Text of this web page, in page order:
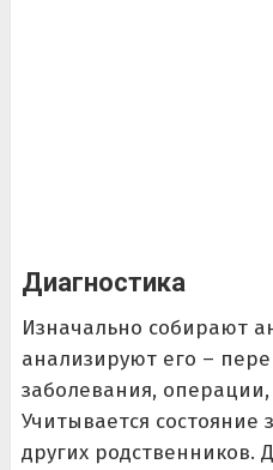
Диагностика
Изначально собирают
анализируют его –
заболевания,
Учитывается состояние
других родственников.